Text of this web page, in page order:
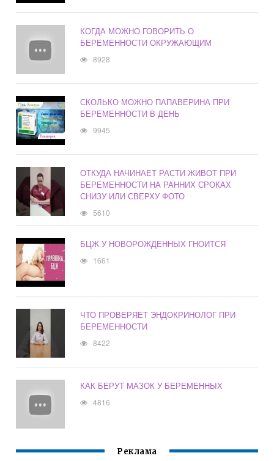
КОГДА МОЖНО ГОВОРИТЬ О
БЕРЕМЕННОСТИ ОКРУЖАЮЩИМ
8928
СКОЛЬКО МОЖНО ПАПАВЕРИНА ПРИ
БЕРЕМЕННОСТИ В ДЕНЬ
9945
ОТКУДА НАЧИНАЕТ РАСТИ ЖИВОТ ПРИ
БЕРЕМЕННОСТИ НА РАННИХ СРОКАХ
СНИЗУ ИЛИ СВЕРХУ ФОТО
5610
БЦЖ У НОВОРОЖДЕННЫХ ГНОИТСЯ
1661
ЧТО ПРОВЕРЯЕТ ЭНДОКРИНОЛОГ ПРИ
БЕРЕМЕННОСТИ
8422
КАК БЕРУТ МАЗОК У БЕРЕМЕННЫХ
4816
Реклама